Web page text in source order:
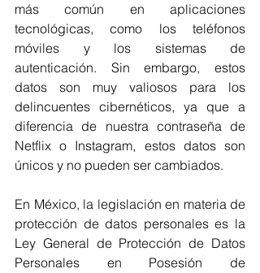
más común en aplicaciones
tecnológicas, como los teléfonos
móviles y los sistemas de
autenticación. Sin embargo, estos
datos son muy valiosos para los
delincuentes cibernéticos, ya que a
diferencia de nuestra contraseña de
Netflix o Instagram, estos datos son
únicos y no pueden ser cambiados.
En México, la legislación en materia de
protección de datos personales es la
Ley General de Protección de Datos
Personales en Posesión de